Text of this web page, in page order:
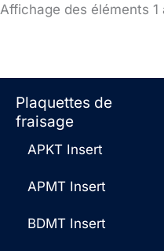
Affichage des éléments
Plaquettes de
fraisage
APKT Insert
APMT Insert
BDMT Insert